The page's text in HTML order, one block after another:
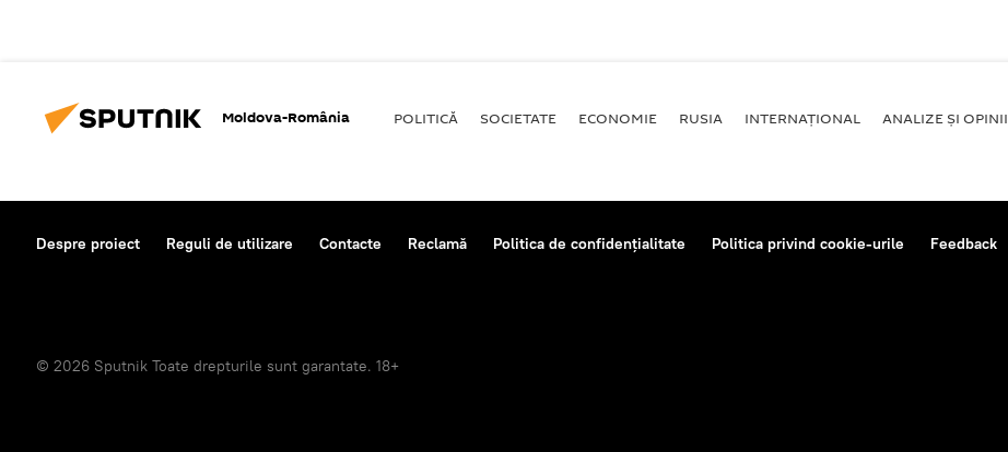
Moldova-România POLITICĂ SOCIETATE ECONOMIE RUSIA INTERNAŢIONAL ANALIZE ȘI OPINII
Despre proiect Reguli de utilizare Contacte Reclamă Politica de confidențialitate Politica privind cookie-urile Feedback
© 2026 Sputnik Toate drepturile sunt garantate. 18+